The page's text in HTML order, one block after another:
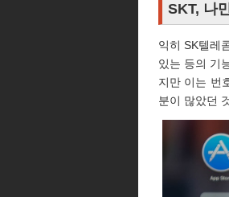
SKT, 나
익히 SK텔레
있는 등의 기
지만 이는 번
분이 많았던